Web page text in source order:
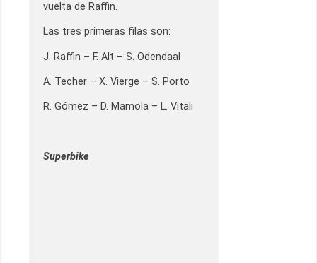
vuelta de Raffin.
Las tres primeras filas son:
J. Raffin – F. Alt – S. Odendaal
A. Techer – X. Vierge – S. Porto
R. Gómez – D. Mamola – L. Vitali
Superbike